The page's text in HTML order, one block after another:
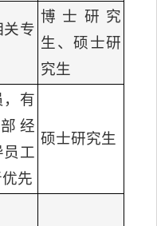
关专
博士研究
生、硕士研
究生
，有
经
工
先
硕士研究生